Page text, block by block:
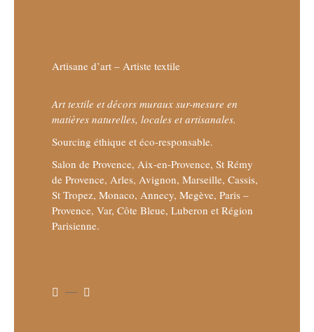
Artisane d’art – Artiste textile
Art textile et décors muraux sur-mesure en
matières naturelles, locales et artisanales.
Sourcing éthique et éco-responsable.
Salon de Provence, Aix-en-Provence, St Rémy
de Provence, Arles, Avignon, Marseille, Cassis,
St Tropez, Monaco, Annecy, Megève, Paris –
Provence, Var, Côte Bleue, Luberon et Région
Parisienne.